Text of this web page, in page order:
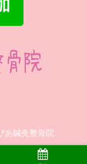
鍼灸整骨院.